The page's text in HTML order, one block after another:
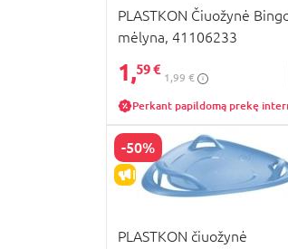
PLASTKON Čiuožynė
mėlyna, 41106233
1,59 €
1,99 €
Perkant papildomą prekę
-50%
IŠPARDAVIMAS
PLASTKON čiuožynė